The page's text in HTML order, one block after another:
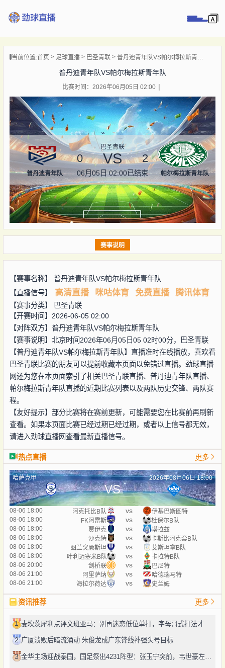
播
闻
当前位置:首页 足球直播 巴圣青联 普丹迪青年队VS帕尔梅拉斯青年队
普丹迪青年队VS帕尔梅拉斯青年队
比赛时间：2026年06月05日 02:00
普丹迪青年队
巴圣青联
0 VS 2
06月05日 02:00已结束 帕尔梅拉斯青年队
赛事说明
【赛事名称】 普丹迪青年队VS帕尔梅拉斯青年队
【直播信号】
高清直播 咪咕体育 免费直播 腾讯体育
【赛事分类】
巴圣青联
【开赛时间】2026-06-05 02:00
【对阵双方】 普丹迪青年队VS帕尔梅拉斯青年队
【赛事说明】北京时间2026年06月05日05 02时00分，巴圣青联
【普丹迪青年队VS帕尔梅拉斯青年队】直播准时在线播放，喜欢看
巴圣青联比赛的朋友可以提前收藏本页面以免错过直播。劲球直播
网还为您在本页面索引了相关巴圣青联直播、普丹迪青年队直播、
帕尔梅拉斯青年队直播的近期比赛列表以及两队历史交锋、两队赛
程。
【友好提示】部分比赛将在赛前更新，可能需要您在比赛前再刷新
查看。如果本页面比赛已经过期已经过期，或者以上信号都无效，
请进入劲球直播网查看最新直播信号。
热点直播 更多
哈萨克甲 2026年08月06日 18:00
VS
08-06 18:00 阿克托比B队 vs
伊基巴斯图特
08-06 18:00
FK阿雷斯 vs
杜保尔B队
08-06 18:00
贾伊克 vs
塔拉兹
08-06 18:00
沙克特 vs
卡斯比阿克套B队
08-06 18:00
图兰突厥斯坦 vs
艾斯坦拿B队
08-06 18:00
叶利迈塞米B队 vs
卡拉特B队
08-06 20:00
剑桥联 vs
巴尼特
08-06 21:00
阿里萨纳 vs
哈德瑞马特
08-06 21:00
海拉尔荷达 vs 史兰姆
资讯推荐 更多
1 麦坎茨犀利点评文班亚马：别再迷恋低位单打，字母哥式打法才是未来
2 广厦溃败后暗流涌动 朱俊龙成广东锋线补强头号目标
3 金华主场迎战泰国，国足祭出4231阵型：张玉宁突前，韦世豪左路驰骋